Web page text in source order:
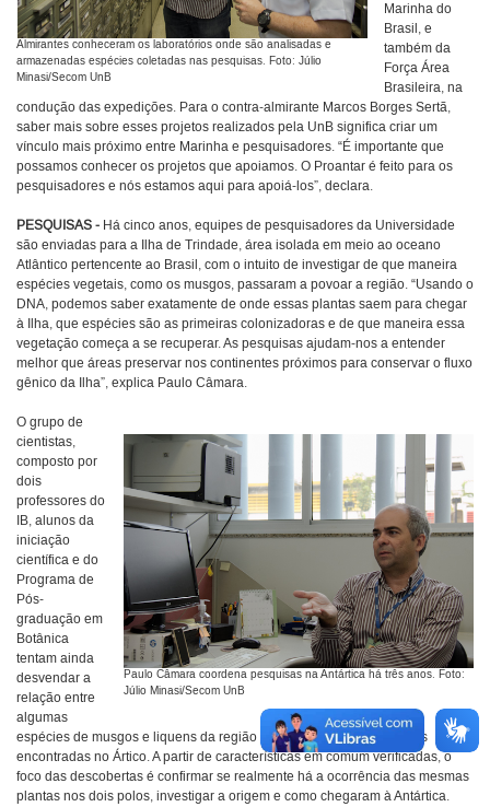
Almirantes conheceram os laboratórios onde são analisadas e
armazenadas espécies coletadas nas pesquisas. Foto: Júlio
Minasi/Secom UnB
Marinha do
Brasil, e
também da
Força Área
Brasileira, na
condução das expedições. Para o contra-almirante Marcos Borges Sertã,
saber mais sobre esses projetos realizados pela UnB significa criar um
vínculo mais próximo entre Marinha e pesquisadores. “É importante que
possamos conhecer os projetos que apoiamos. O Proantar é feito para os
pesquisadores e nós estamos aqui para apoiá-los”, declara.
PESQUISAS - Há cinco anos, equipes de pesquisadores da Universidade
são enviadas para a Ilha de Trindade, área isolada em meio ao oceano
Atlântico pertencente ao Brasil, com o intuito de investigar de que maneira
espécies vegetais, como os musgos, passaram a povoar a região. “Usando o
DNA, podemos saber exatamente de onde essas plantas saem para chegar
à Ilha, que espécies são as primeiras colonizadoras e de que maneira essa
vegetação começa a se recuperar. As pesquisas ajudam-nos a entender
melhor que áreas preservar nos continentes próximos para conservar o fluxo
gênico da Ilha”, explica Paulo Câmara.
Paulo Câmara coordena pesquisas na Antártica há três anos. Foto:
Júlio Minasi/Secom UnB
O grupo de
cientistas,
composto por
dois
professores do
IB, alunos da
iniciação
científica e do
Programa de
Pós-
graduação em
Botânica
tentam ainda
desvendar a
relação entre
algumas
espécies de musgos e liquens da região da Antártica semelhantes às
encontradas no Ártico. A partir de características em comum verificadas, o
foco das descobertas é confirmar se realmente há a ocorrência das mesmas
plantas nos dois polos, investigar a origem e como chegaram à Antártica.